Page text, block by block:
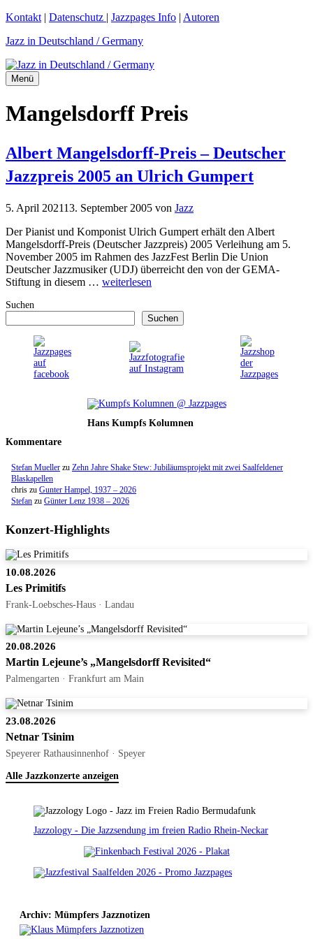
Zum
springen
Kontakt | Datenschutz | Jazzpages Info | Autoren
Jazz in Deutschland / Germany
Menü
Mangelsdorff Preis
Albert Mangelsdorff-Preis – Deutscher
Jazzpreis 2005 an Ulrich Gumpert
5. April 202113. September 2005 von Jazz
Der Pianist und Komponist Ulrich Gumpert erhält den Albert
Mangelsdorff-Preis (Deutscher Jazzpreis) 2005 Verleihung am 5.
November 2005 im Rahmen des JazzFest Berlin Die Union
Deutscher Jazzmusiker (UDJ) überreicht den von der GEMA-
Stiftung in diesem … weiterlesen
Suchen
Suchen
Hans Kumpfs Kolumnen
Kommentare
Stefan Mueller zu Zehn Jahre Shake Stew: Jubiläumsprojekt mit zwei Saalfeldener
Blaskapellen
chris zu Gunter Hampel, 1937 – 2026
Stefan zu Günter Lenz 1938 – 2026
Konzert-Highlights
10.08.2026
Les Primitifs
Frank-Loebsches-Haus · Landau
20.08.2026
Martin Lejeune’s „Mangelsdorff Revisited“
Palmengarten · Frankfurt am Main
23.08.2026
Netnar Tsinim
Speyerer Rathausinnenhof · Speyer
Alle Jazzkonzerte anzeigen
Jazzology - Die Jazzsendung im freien Radio Rhein-Neckar
Archiv: Mümpfers Jazznotizen